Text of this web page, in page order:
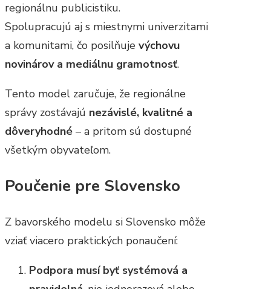
regionálnu publicistiku.
Spolupracujú aj s miestnymi univerzitami
a komunitami, čo posilňuje výchovu
novinárov a mediálnu gramotnosť.
Tento model zaručuje, že regionálne
správy zostávajú nezávislé, kvalitné a
dôveryhodné – a pritom sú dostupné
všetkým obyvateľom.
Poučenie pre Slovensko
Z bavorského modelu si Slovensko môže
vziať viacero praktických ponaučení:
Podpora musí byť systémová a